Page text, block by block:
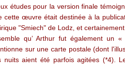
études pour la version finale
cette œuvre était destinée à la
"Smiech" de Lodz, et
qu’ Arthur fut également un
sur une carte postale (dont
nuits aient été parfois agitées (*4).